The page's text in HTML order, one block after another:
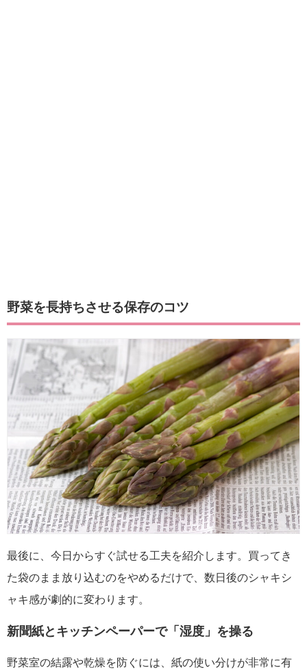
野菜を長持ちさせる保存のコツ
最後に、今日からすぐ試せる工夫を紹介します。買ってき
た袋のまま放り込むのをやめるだけで、数日後のシャキシ
ャキ感が劇的に変わります。
新聞紙とキッチンペーパーで「湿度」を操る
野菜室の結露や乾燥を防ぐには、紙の使い分けが非常に有